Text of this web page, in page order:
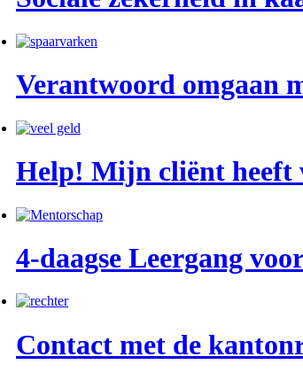
Verantwoord omgaan
Help! Mijn cliënt heeft
4-daagse Leergang
Contact met de